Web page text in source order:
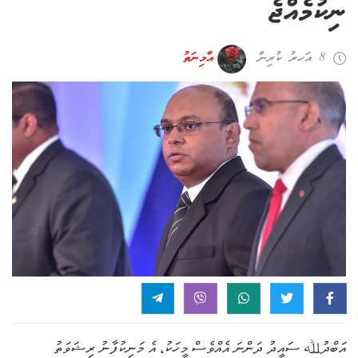
ނިކުމެއްޖެ
8 އަހރު ކުރިން އާމިނަތު
އަބްދުﷲ ސައީދު ދަންނަ އެއްވެސް މީހަކު، އެ މަނިކުފާނު ރިޝަވަތު